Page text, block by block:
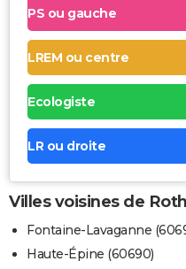
PS ou gauche
LREM ou centre
Ecologiste
LR ou droite
Villes voisines de
Fontaine-Lavaganne
Haute-Épine (60690)